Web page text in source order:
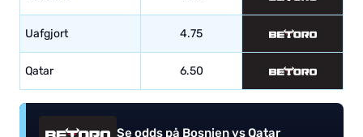
Uafgjort 4.75
Qatar 6.50
Se odds på Bosnien vs Qatar